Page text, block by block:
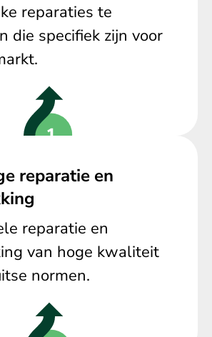
reparaties te
die specifiek zijn voor
reparatie en
reparatie en
van hoge kwaliteit
normen.